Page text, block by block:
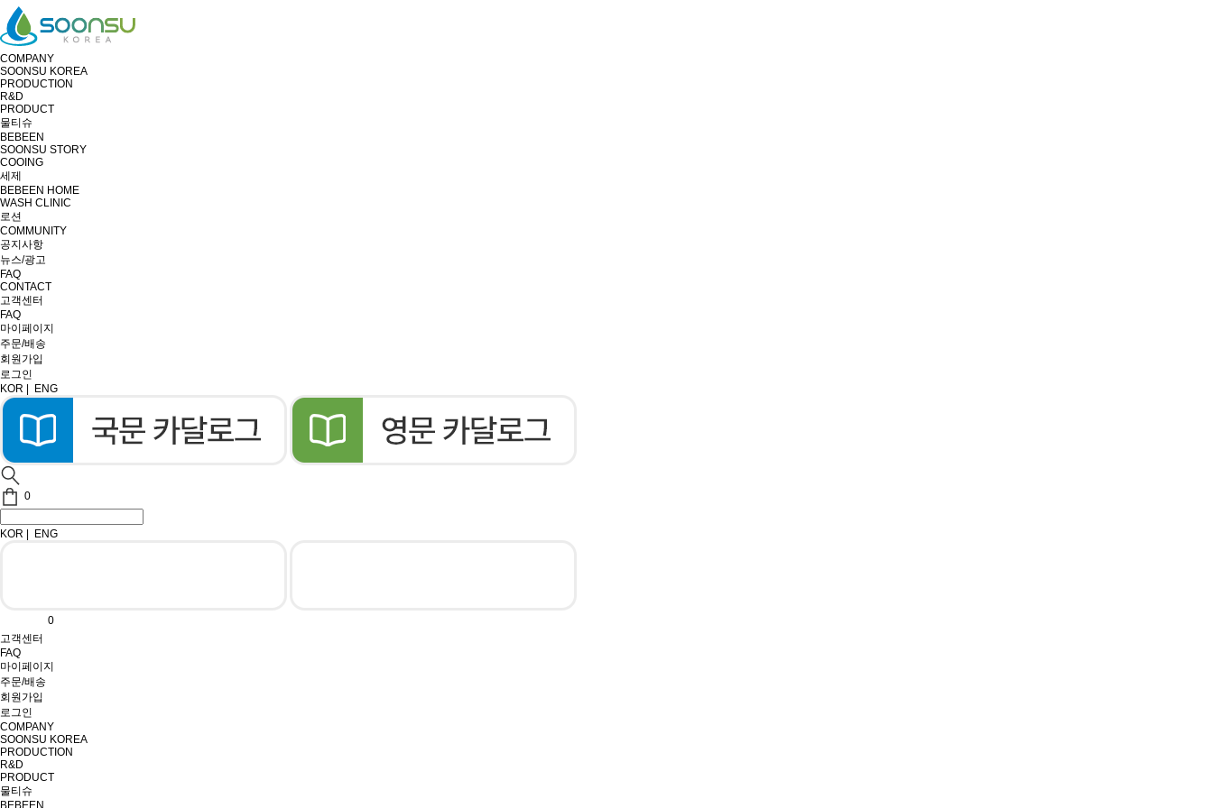
COMPANY
SOONSU KOREA
PRODUCTION
R&D
PRODUCT
물티슈
BEBEEN
SOONSU STORY
COOING
세제
BEBEEN HOME
WASH CLINIC
로션
COMMUNITY
공지사항
뉴스/광고
FAQ
CONTACT
고객센터
FAQ
마이페이지
주문/배송
회원가입
로그인
KOR
ENG
0
KOR ENG
0
고객센터
FAQ
마이페이지
주문/배송
회원가입
로그인
COMPANY
SOONSU KOREA
PRODUCTION
R&D
PRODUCT
물티슈
BEBEEN